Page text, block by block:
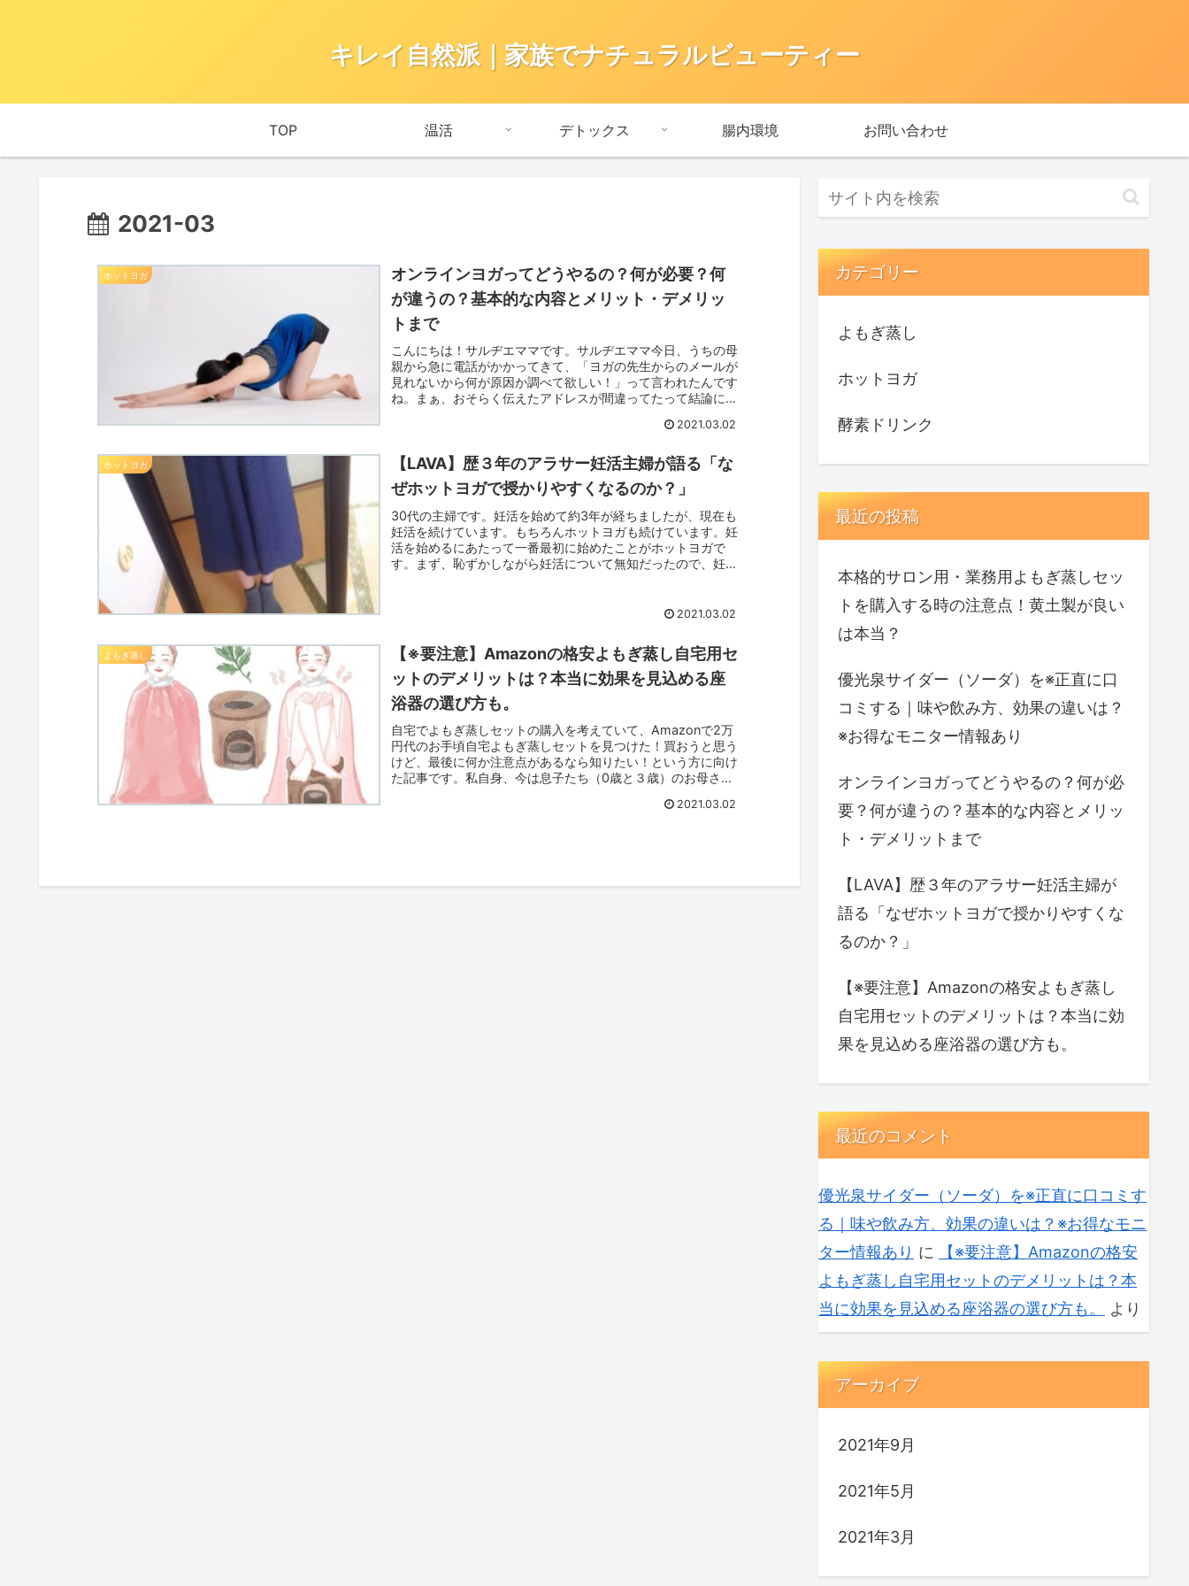
キレイ自然派｜家族でナチュラルビューティー
TOP 温活 デトックス 腸内環境 お問い合わせ
2021-03
ホットヨガ
オンラインヨガってどうやるの？何が必要？何
が違うの？基本的な内容とメリット・デメリッ
トまで
こんにちは！サルヂエママです。サルヂエママ今日、うちの母
親から急に電話がかかってきて、「ヨガの先生からのメールが
見れないから何が原因か調べて欲しい！」って言われたんです
ね。まぁ、おそらく伝えたアドレスが間違ってたって結論に至
2021.03.02
ホットヨガ
【LAVA】歴３年のアラサー妊活主婦が語る「な
ぜホットヨガで授かりやすくなるのか？」
30代の主婦です。妊活を始めて約3年が経ちましたが、現在も
妊活を続けています。もちろんホットヨガも続けています。妊
活を始めるにあたって一番最初に始めたことがホットヨガで
す。まず、恥ずかしながら妊活について無知だったので、妊活
2021.03.02
よもぎ蒸し
【※要注意】Amazonの格安よもぎ蒸し自宅用セ
ットのデメリットは？本当に効果を見込める座
浴器の選び方も。
自宅でよもぎ蒸しセットの購入を考えていて、Amazonで2万
円代のお手頃自宅よもぎ蒸しセットを見つけた！買おうと思う
けど、最後に何か注意点があるなら知りたい！という方に向け
た記事です。私自身、今は息子たち（0歳と３歳）のお母さん
2021.03.02
カテゴリー
よもぎ蒸し
ホットヨガ
酵素ドリンク
最近の投稿
本格的サロン用・業務用よもぎ蒸しセッ
トを購入する時の注意点！黄土製が良い
は本当？
優光泉サイダー（ソーダ）を※正直に口
コミする｜味や飲み方、効果の違いは？
※お得なモニター情報あり
オンラインヨガってどうやるの？何が必
要？何が違うの？基本的な内容とメリッ
ト・デメリットまで
【LAVA】歴３年のアラサー妊活主婦が
語る「なぜホットヨガで授かりやすくな
るのか？」
【※要注意】Amazonの格安よもぎ蒸し
自宅用セットのデメリットは？本当に効
果を見込める座浴器の選び方も。
最近のコメント
優光泉サイダー（ソーダ）を※正直に口コミす
る｜味や飲み方、効果の違いは？※お得なモニ
ター情報あり に
【※要注意】Amazonの格安
よもぎ蒸し自宅用セットのデメリットは？本
当に効果を見込める座浴器の選び方も。
より
アーカイブ
2021年9月
2021年5月
2021年3月